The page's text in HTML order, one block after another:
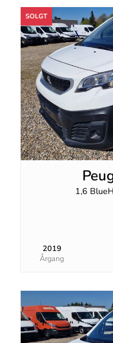
SOLGT
1,6
2019
Årgang